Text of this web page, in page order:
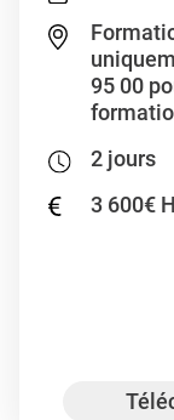
95 00
2 jours
3 600€